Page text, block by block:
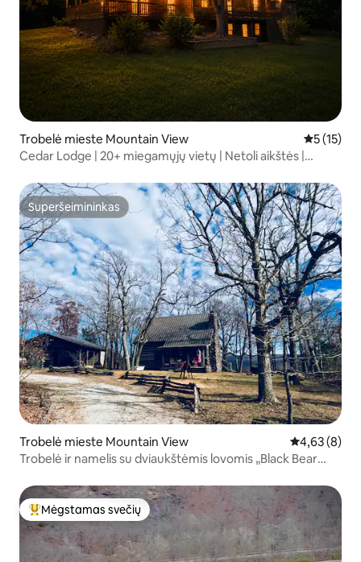
Trobelė mieste Mountain View Vidutinis
5 (15)
Cedar Lodge | 20+ miegamųjų vietų | Netoli aikštės |
Superšeimininkas
Superšeimininkas
Trobelė mieste Mountain View Vidutinis
4,63 (8)
Trobelė ir namelis su dviaukštėmis lovomis „Black Bear
Svečių mėgstamiausias
Mėgstamas svečių